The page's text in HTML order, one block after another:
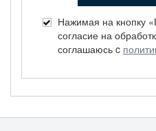
Нажимая на кнопку
согласие на
соглашаюсь c